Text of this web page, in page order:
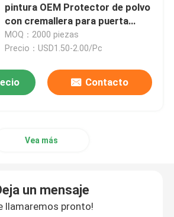
pintura OEM Protector de polvo
con cremallera para puerta
110X240
MOQ：2000 piezas
Precio：USD1.50-2.00/Pc
Contacto
Vea más
un mensaje
llamaremos pronto!